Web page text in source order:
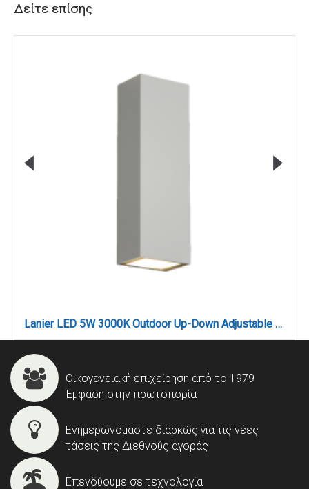
Δείτε επίσης
Lanier LED 5W 3000K Outdoor Up-Down Adjustable Wall Lamp White D:12cmx4.1cm (80201021)
Οικογενειακή επιχείρηση από το 1979
Έμφαση στην πρωτοπορία
Ενημερωνόμαστε διαρκώς για τις νέες
τάσεις της Διεθνούς αγοράς
Επενδύουμε σε τεχνολογία